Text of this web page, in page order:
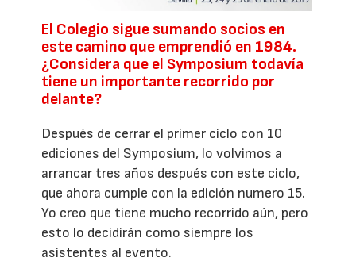
El Colegio sigue sumando socios en
este camino que emprendió en 1984.
¿Considera que el Symposium todavía
tiene un importante recorrido por
delante?
Después de cerrar el primer ciclo con 10
ediciones del Symposium, lo volvimos a
arrancar tres años después con este ciclo,
que ahora cumple con la edición numero 15.
Yo creo que tiene mucho recorrido aún, pero
esto lo decidirán como siempre los
asistentes al evento.